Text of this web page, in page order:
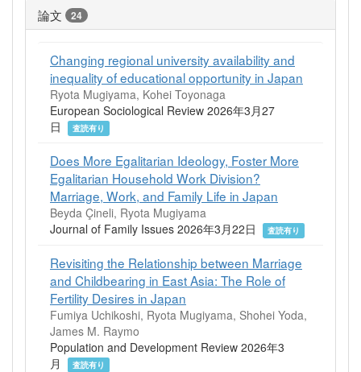
論文 24
Changing regional university availability and
inequality of educational opportunity in Japan
Ryota Mugiyama, Kohei Toyonaga
European Sociological Review 2026年3月27
日
査読有り
Does More Egalitarian Ideology, Foster More
Egalitarian Household Work Division?
Marriage, Work, and Family Life in Japan
Beyda Çineli, Ryota Mugiyama
Journal of Family Issues 2026年3月22日
査読有り
Revisiting the Relationship between Marriage
and Childbearing in East Asia: The Role of
Fertility Desires in Japan
Fumiya Uchikoshi, Ryota Mugiyama, Shohei Yoda,
James M. Raymo
Population and Development Review 2026年3
月
査読有り